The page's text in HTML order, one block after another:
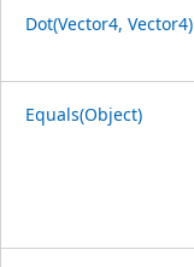
Dot(Vector4, Vector4)
Equals(Object)